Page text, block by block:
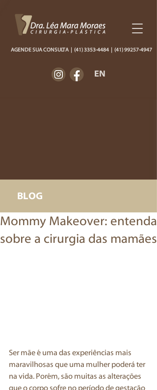
AGENDE SUA CONSULTA | (41) 3353-4484 | (41) 99257-4947
EN
BLOG
Mommy Makeover: entenda
sobre a cirurgia das mamães
Ser mãe é uma das experiências mais
maravilhosas que uma mulher poderá ter
na vida. Porém, são muitas as alterações
que o corpo sofre no período de gestação